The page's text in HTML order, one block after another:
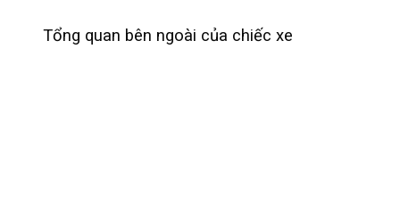
Tổng quan bên ngoài của chiếc xe